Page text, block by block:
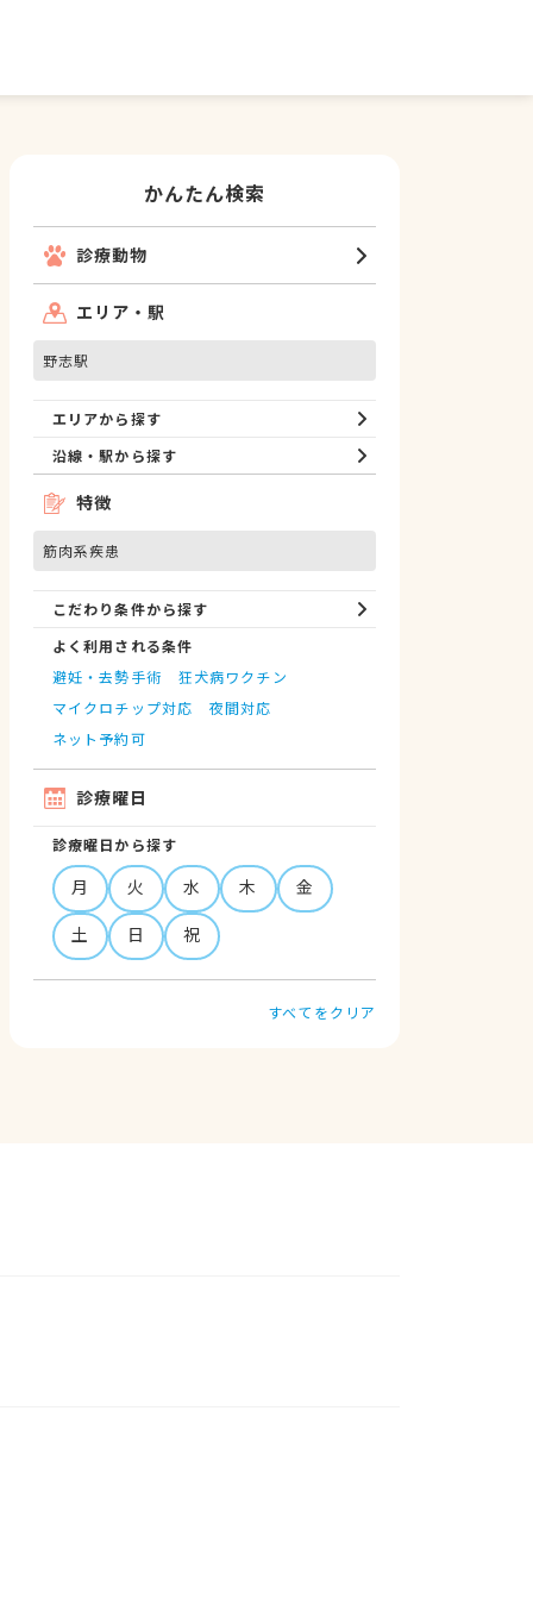
かんたん検索
診療動物
エリア・駅
野志駅
エリアから探す
沿線・駅から探す
特徴
筋肉系疾患
こだわり条件から探す
よく利用される条件
避妊・去勢手術
狂犬病ワクチン
マイクロチップ対応
夜間対応
ネット予約可
診療曜日
診療曜日から探す
月 火 水 木
金
土
日 祝
すべてをクリア